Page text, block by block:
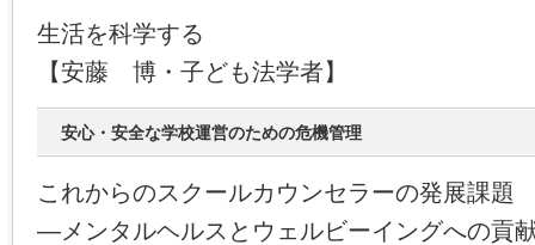
生活を科学する
【安藤 博・子ども法学者】
安心・安全な学校運営のための危機管理
これからのスクールカウンセラーの発展課題
―メンタルヘルスとウェルビーイングへの貢